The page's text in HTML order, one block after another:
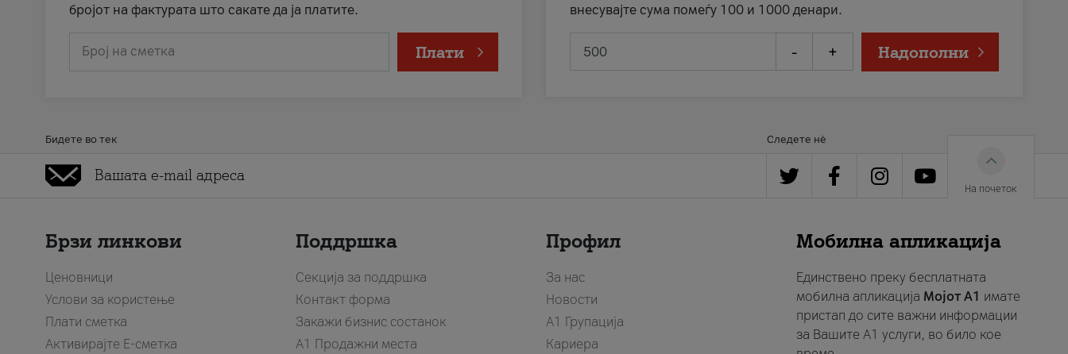
бројот на фактурата што сакате да ја платите.
Број на сметка Плати
внесувајте сума помеѓу 100 и 1000 денари.
- + Надополни
Бидете во тек Следете нè
На почеток
Брзи линкови
Ценовници
Услови за користење
Плати сметка
Активирајте Е-сметка
Поддршка
Секција за поддршка
Контакт форма
Закажи бизнис состанок
A1 Продажни места
Профил
За нас
Новости
А1 Групација
Кариера
Мобилна апликација
Единствено преку бесплатната
мобилна апликација Мојот A1 имате
пристап до сите важни информации
за Вашите A1 услуги, во било кое